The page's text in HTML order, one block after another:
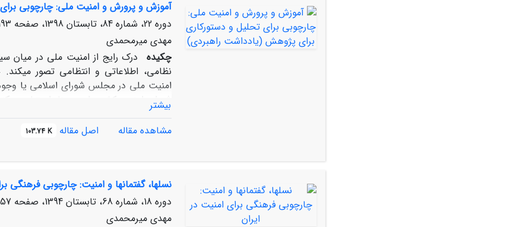
ایران در سازمان‏ های بین ‏المللی، بیش
امنیت ملی می ‏شوند.
آموزش و پرورش و امنیت ملی: چارچوبی
دوره 22، شماره 84، تابستان 1398، صفحه
202
مهدی میرمحمدی
چکیده
درک رایج از امنیت ملی در میان
نظامی، اطلاعاتی و انتظامی تصور
امنیت ملی در مجلس شورای اسلامی یا
شورای امنیت کشور، این معنا را متبادر
تفکیک از سایر حوزه‏ها و امور مربوط به
نه یک بُعد خاص از اداره کشور، بلکه
اثرپذیری ابعاد از یکدیگر توجه کرد
بیشتر
مشاهده مقاله
اصل مقاله 103.74 K
نسل‏ها، گفتمان‏ها و امنیت: چارچوبی فرهنگی
دوره 18، شماره 68، تابستان 1394، صفحه
57-74
مهدی میرمحمدی